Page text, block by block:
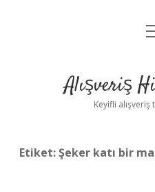
Alışveriş
Keyifli alışveriş
Etiket:Şeker katı bir